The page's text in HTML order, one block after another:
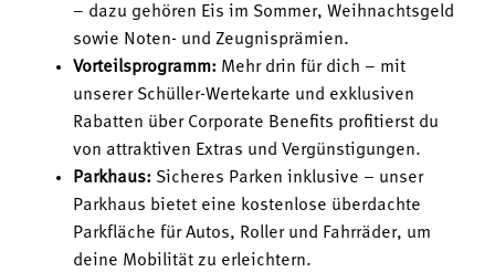
– dazu gehören Eis im Sommer, Weihnachtsgeld
sowie Noten- und Zeugnisprämien.
Vorteilsprogramm: Mehr drin für dich – mit
unserer Schüller-Wertekarte und exklusiven
Rabatten über Corporate Benefits profitierst du
von attraktiven Extras und Vergünstigungen.
Parkhaus: Sicheres Parken inklusive – unser
Parkhaus bietet eine kostenlose überdachte
Parkfläche für Autos, Roller und Fahrräder, um
deine Mobilität zu erleichtern.